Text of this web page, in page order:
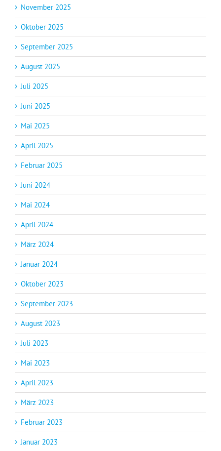
November 2025
Oktober 2025
September 2025
August 2025
Juli 2025
Juni 2025
Mai 2025
April 2025
Februar 2025
Juni 2024
Mai 2024
April 2024
März 2024
Januar 2024
Oktober 2023
September 2023
August 2023
Juli 2023
Mai 2023
April 2023
März 2023
Februar 2023
Januar 2023